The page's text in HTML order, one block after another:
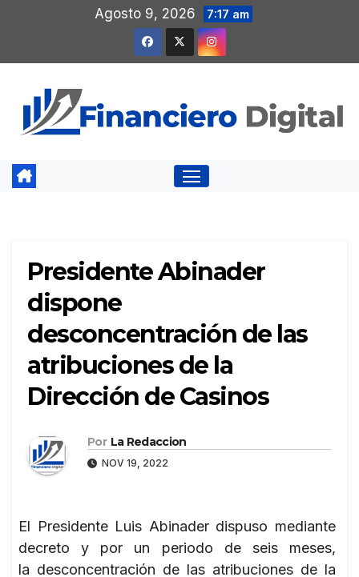
contenido
Agosto 9, 2026 7:17 am
Presidente Abinader
dispone
desconcentración de las
atribuciones de la
Dirección de Casinos
Por La Redaccion
NOV 19, 2022
El Presidente Luis Abinader dispuso mediante
decreto y por un periodo de seis meses,
la desconcentración de las atribuciones de la